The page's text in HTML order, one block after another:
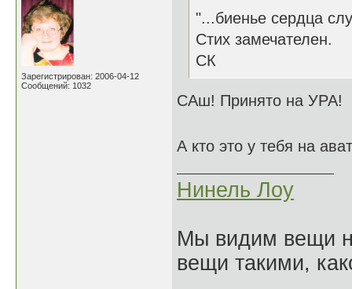
Зарегистрирован: 2006-04-12
Сообщений: 1032
"...биенье сердца
Стих замечателен.
СК
САш! Принято на УРА!
А кто это у тебя на
Нинель Лоу
Мы видим вещи
вещи такими,